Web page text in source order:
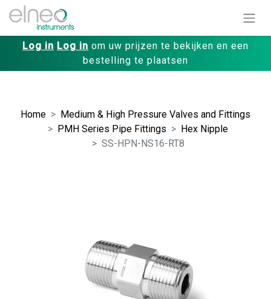
Log in Log in om uw prijzen te bekijken en een
bestelling te plaatsen
Home
Medium & High Pressure Valves and Fittings
PMH Series Pipe Fittings
Hex Nipple
SS-HPN-NS16-RT8